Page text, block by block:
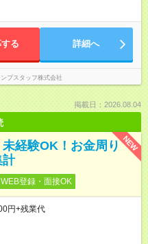
る 詳細へ
プスタッフ株式会社
掲載日：2026.08.04
NEW
未経験OK！お金周り
計
WEB登録・面接OK
円+残業代